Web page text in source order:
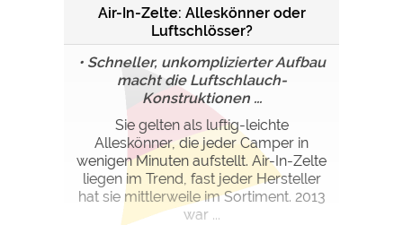
Air-In-Zelte: Alleskönner oder
Luftschlösser?
• Schneller, unkomplizierter Aufbau
macht die Luftschlauch-
Konstruktionen ...
Sie gelten als luftig-leichte
Alleskönner, die jeder Camper in
wenigen Minuten aufstellt. Air-In-Zelte
liegen im Trend, fast jeder Hersteller
hat sie mittlerweile im Sortiment. 2013
war ...